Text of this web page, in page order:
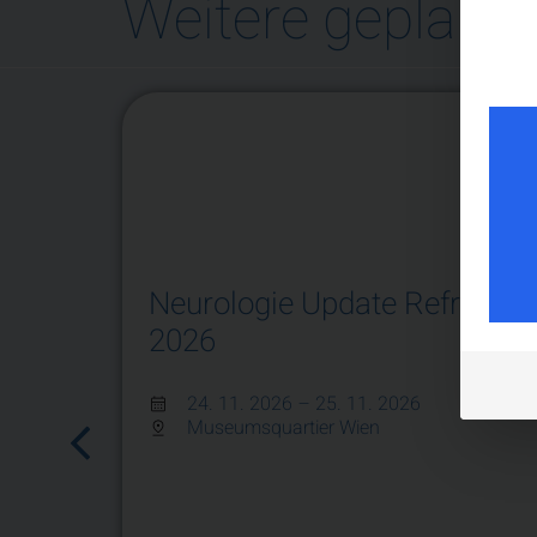
Weitere
Neurologie Update Refresher
2026
24. 11. 2026 – 25. 11. 2026
Museumsquartier Wien